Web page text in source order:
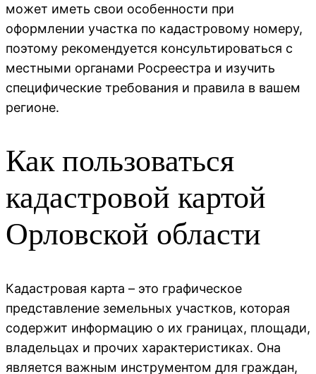
может иметь свои особенности при
оформлении участка по кадастровому номеру,
поэтому рекомендуется консультироваться с
местными органами Росреестра и изучить
специфические требования и правила в вашем
регионе.
Как пользоваться
кадастровой картой
Орловской области
Кадастровая карта – это графическое
представление земельных участков, которая
содержит информацию о их границах, площади,
владельцах и прочих характеристиках. Она
является важным инструментом для граждан,